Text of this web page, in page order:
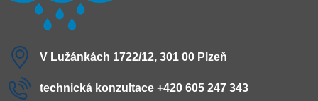
V Lužánkách 1722/12, 301 00 Plzeň
technická konzultace +420 605 247 343